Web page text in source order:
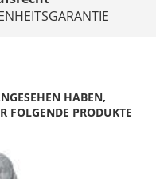
HABEN,
FOLGENDE PRODUKTE